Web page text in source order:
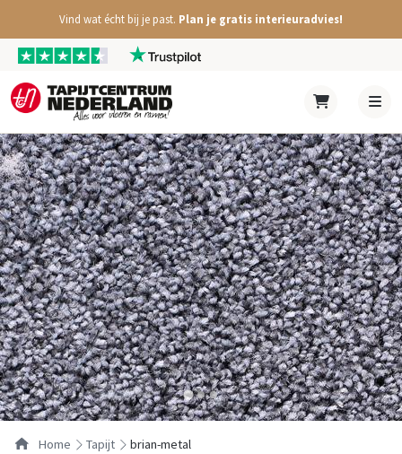
Vind wat écht bij je past. Plan je gratis interieuradvies!
Home tapijt brian-metal